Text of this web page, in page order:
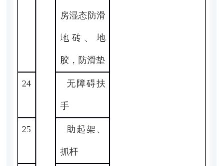
房湿态防滑
地砖、地
胶，防滑垫
24 无障碍扶
手
25 助起架、
抓杆